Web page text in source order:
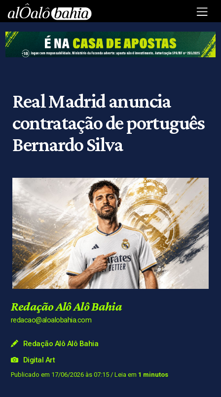
Real Madrid anuncia
contratação de português
Bernardo Silva
Redação Alô Alô Bahia
redacao@aloalobahia.com
Redação Alô Alô Bahia
Digital Art
Publicado em 17/06/2026 às 07:15/ Leia em 1 minutos